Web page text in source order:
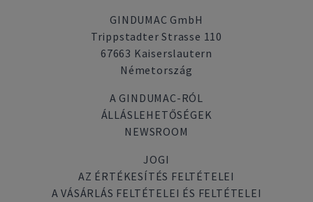
GINDUMAC GmbH
Trippstadter Strasse 110
67663 Kaiserslautern
Németország
A GINDUMAC-RÓL
ÁLLÁSLEHETŐSÉGEK
NEWSROOM
JOGI
AZ ÉRTÉKESÍTÉS FELTÉTELEI
A VÁSÁRLÁS FELTÉTELEI ÉS FELTÉTELEI